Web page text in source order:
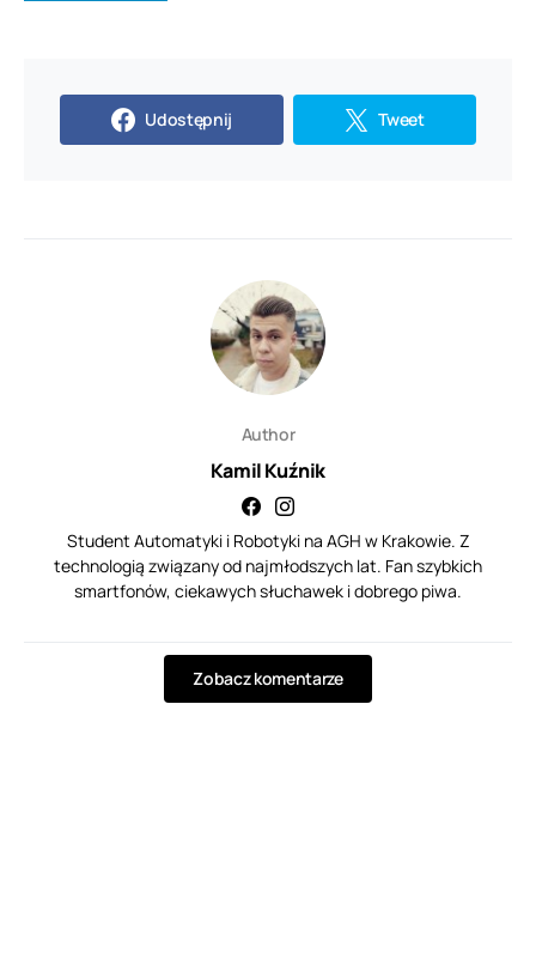
Udostępnij Tweet
Author
Kamil Kuźnik
Student Automatyki i Robotyki na AGH w Krakowie. Z
technologią związany od najmłodszych lat. Fan szybkich
smartfonów, ciekawych słuchawek i dobrego piwa.
Zobacz komentarze